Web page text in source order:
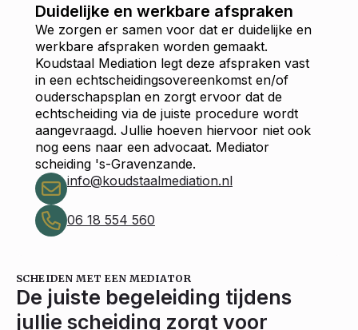
Duidelijke en werkbare afspraken
We zorgen er samen voor dat er duidelijke en
werkbare afspraken worden gemaakt.
Koudstaal Mediation legt deze afspraken vast
in een echtscheidingsovereenkomst en/of
ouderschapsplan en zorgt ervoor dat de
echtscheiding via de juiste procedure wordt
aangevraagd. Jullie hoeven hiervoor niet ook
nog eens naar een advocaat. Mediator
scheiding 's-Gravenzande.
info@koudstaalmediation.nl
06 18 554 560
SCHEIDEN MET EEN MEDIATOR
De juiste begeleiding tijdens
jullie scheiding zorgt voor